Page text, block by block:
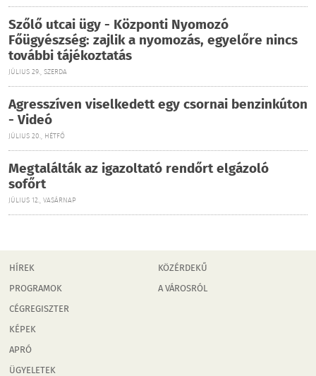
Szőlő utcai ügy - Központi Nyomozó
Főügyészség: zajlik a nyomozás, egyelőre nincs
további tájékoztatás
JÚLIUS 29., SZERDA
Agresszíven viselkedett egy csornai benzinkúton
- Videó
JÚLIUS 20., HÉTFŐ
Megtalálták az igazoltató rendőrt elgázoló
sofőrt
JÚLIUS 12., VASÁRNAP
HÍREK
PROGRAMOK
CÉGREGISZTER
KÉPEK
APRÓ
ÜGYELETEK
KÖZÉRDEKŰ
A VÁROSRÓL